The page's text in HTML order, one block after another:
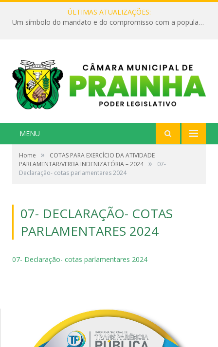
ÚLTIMAS ATUALIZAÇÕES:
Um símbolo do mandato e do compromisso com a população
MENU
Home »
COTAS PARA EXERCÍCIO DA ATIVIDADE
PARLAMENTAR/VERBA INDENIZATÓRIA – 2024 »
07-
Declaração- cotas parlamentares 2024
07- DECLARAÇÃO- COTAS
PARLAMENTARES 2024
07- Declaração- cotas parlamentares 2024